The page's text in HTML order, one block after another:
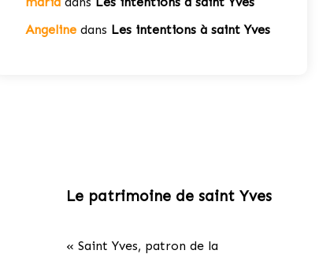
Angeline dans Les intentions à saint Yves
Le patrimoine de saint Yves
« Saint Yves, patron de la